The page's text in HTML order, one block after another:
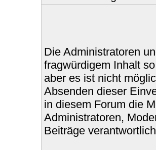
Die Administratoren
fragwürdigem Inhalt
aber es ist nicht
Absenden dieser
in diesem Forum die
Administratoren,
Beiträge